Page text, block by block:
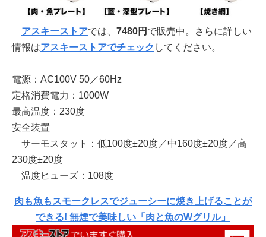
アスキーストアでは、 7480円 で販売中。さらに詳しい
情報はアスキーストアでチェック してください。
電源：AC100V 50／60Hz
定格消費電力：1000W
最高温度：230度
安全装置
サーモスタット：低100度±20度／中160度±20度／高
230度±20度
温度ヒューズ：108度
肉も魚もスモークレスでジューシーに焼き上げることが
できる! 無煙で美味しい「肉と魚のWグリル」